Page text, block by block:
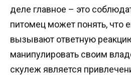
деле главное – это
питомец может понять, что
вызывают ответную
манипулировать своим
скулеж является